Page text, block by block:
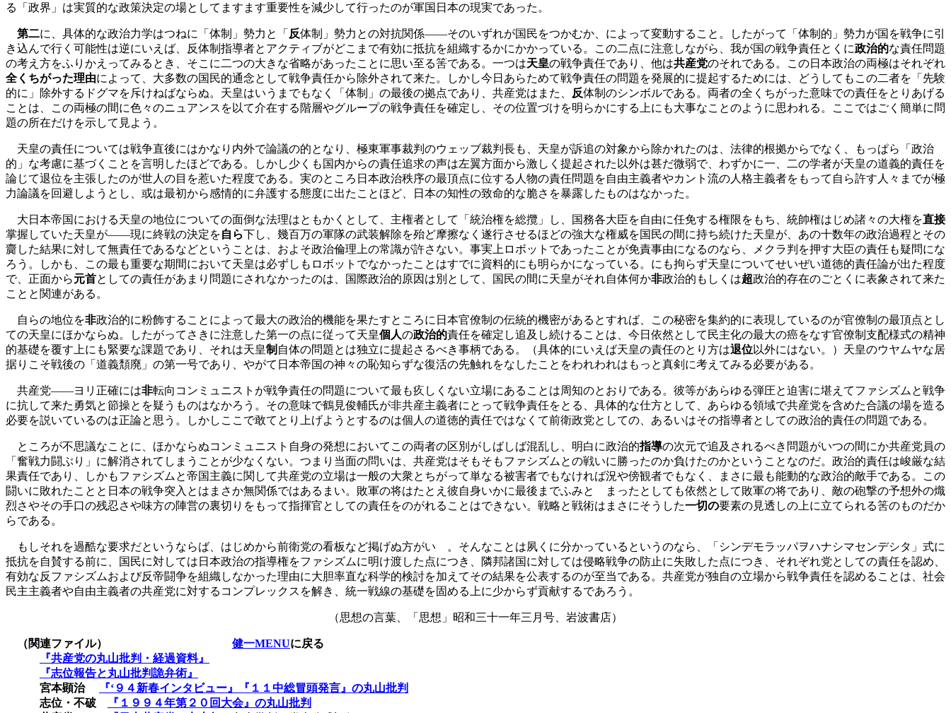
る「政界」は実質的な政策決定の場としてますます重要性を減少して行ったのが軍国日本の現実であった。
第二に、具体的な政治力学はつねに「体制」勢力と「 反体制」勢力との対抗関係――そのいずれが国民をつかむか、によって変動すること。したがって「体制的」勢力が国を戦争に引
き込んで行く可能性は逆にいえば、反体制指導者とアクティブがどこまで有効に抵抗を組織するかにかかっている。この二点に注意しながら、我が国の戦争責任とくに政治的な責任問題
の考え方をふりかえってみるとき、そこに二つの大きな省略があったことに思い至る筈である。一つは天皇の戦争責任であり、他は共産党のそれである。この日本政治の両極はそれぞれ
全くちがった理由によって、大多数の国民的通念として戦争責任から除外されて来た。しかし今日あらためて戦争責任の問題を発展的に提起するためには、どうしてもこの二者を「先験
的に」除外するドグマを斥けねばならぬ。天皇はいうまでもなく「体制」の最後の拠点であり、共産党はまた、
反体制のシンボルである。両者の全くちがった意味での責任をとりあげる
ことは、この両極の間に色々のニュアンスを以て介在する階層やグループの戦争責任を確定し、その位置づけを明らかにする上にも大事なことのように思われる。ここではごく簡単に問
題の所在だけを示して見よう。
天皇の責任については戦争直後にはかなり内外で論議の的となり、極東軍事裁判のウェッブ裁判長も、天皇が訴追の対象から除かれたのは、法律的根拠からでなく、もっぱら「政治
的」な考慮に基づくことを言明したほどである。しかし少くも国内からの責任追求の声は左翼方面から激しく提起された以外は甚だ微弱で、わずかに一、二の学者が天皇の道義的責任を
論じて退位を主張したのが世人の目を惹いた程度である。実のところ日本政治秩序の最頂点に位する人物の責任問題を自由主義者やカント流の人格主義者をもって自ら許す人々までが極
力論議を回避しようとし、或は最初から感情的に弁護する態度に出たことほど、日本の知性の致命的な脆さを暴露したものはなかった。
大日本帝国における天皇の地位についての面倒な法理はともかくとして、主権者として「統治権を総攬」し、国務各大臣を自由に任免する権限をもち、統帥権はじめ諸々の大権を直接
掌握していた天皇が――現に終戦の決定を自ら下し、幾百万の軍隊の武装解除を殆ど摩擦なく遂行させるほどの強大な権威を国民の間に持ち続けた天皇が、あの十数年の政治過程とその
齎した結果に対して無責任であるなどということは、およそ政治倫理上の常識が許さない。事実上ロボットであったことが免責事由になるのなら、メクラ判を押す大臣の責任も疑問にな
ろう。しかも、この最も重要な期間において天皇は必ずしもロボットでなかったことはすでに資料的にも明らかになっている。にも拘らず天皇についてせいぜい道徳的責任論が出た程度
で、正面から元首としての責任があまり問題にされなかったのは、国際政治的原因は別として、国民の間に天皇がそれ自体何か非政治的もしくは超政治的存在のごとくに表象されて来た
ことと関連がある。
自らの地位を非政治的に粉飾することによって最大の政治的機能を果たすところに日本官僚制の伝統的機密があるとすれば、この秘密を集約的に表現しているのが官僚制の最頂点とし
ての天皇にほかならぬ。したがってさきに注意した第一の点に従って天皇個人の政治的責任を確定し追及し続けることは、今日依然として民主化の最大の癌をなす官僚制支配様式の精神
的基礎を覆す上にも緊要な課題であり、それは天皇制 自体の問題とは独立に提起さるべき事柄である。（具体的にいえば天皇の責任のとり方は退位以外にはない。）天皇のウヤムヤな居
据りこそ戦後の「道義頽廃」の第一号であり、やがて日本帝国の神々の恥知らずな復活の先触れをなしたことをわれわれはもっと真剣に考えてみる必要がある。
共産党――ヨリ正確には非転向コンミュニストが戦争責任の問題について最も疚しくない立場にあることは周知のとおりである。彼等があらゆる弾圧と迫害に堪えてファシズムと戦争
に抗して来た勇気と節操とを疑うものはなかろう。その意味で鶴見俊輔氏が非共産主義者にとって戦争責任をとる、具体的な仕方として、あらゆる領域で共産党を含めた合議の場を造る
必要を説いているのは正論と思う。しかしここで敢てとり上げようとするのは個人の道徳的責任ではなくて前衛政党としての、あるいはその指導者としての政治的責任の問題である。
ところが不思議なことに、ほかならぬコンミュニスト自身の発想においてこの両者の区別がしばしば混乱し、明白に政治的指導の次元で追及されるべき問題がいつの間にか共産党員の
「奮戦力闘ぶり」に解消されてしまうことが少なくない。つまり当面の問いは、共産党はそもそもファシズムとの戦いに勝ったのか負けたのかということなのだ。政治的責任は峻厳な結
果責任であり、しかもファシズムと帝国主義に関して共産党の立場は一般の大衆とちがって単なる被害者でもなければ況や傍観者でもなく、まさに最も能動的な政治的敵手である。この
闘いに敗れたことと日本の戦争突入とはまさか無関係ではあるまい。敗軍の将はたとえ彼自身いかに最後までふみとゞまったとしても依然として敗軍の将であり、敵の砲撃の予想外の熾
烈さやその手口の残忍さや味方の陣営の裏切りをもって指揮官としての責任をのがれることはできない。戦略と戦術はまさにそうした一切の要素の見透しの上に立てられる筈のものだか
らである。
もしそれを過酷な要求だというならば、はじめから前衛党の看板など掲げぬ方がいゝ。そんなことは夙くに分かっているというのなら、「シンデモラッパヲハナシマセンデシタ」式に
抵抗を自賛する前に、国民に対しては日本政治の指導権をファシズムに明け渡した点につき、隣邦諸国に対しては侵略戦争の防止に失敗した点につき、それぞれ党としての責任を認め、
有効な反ファシズムおよび反帝闘争を組織しなかった理由に大胆率直な科学的検討を加えてその結果を公表するのが至当である。共産党が独自の立場から戦争責任を認めることは、社会
民主主義者や自由主義者の共産党に対するコンプレックスを解き、統一戦線の基礎を固める上に少からず貢献するであろう。
（思想の言葉、「思想」昭和三十一年三月号、岩波書店）
（関連ファイル） 健一MENUに戻る
『共産党の丸山批判・経過資料』
『志位報告と丸山批判詭弁術』
宮本顕治
『‘９４新春インタビュー』『１１中総冒頭発言』の丸山批判
志位・不破
『１９９４年第２０回大会』の丸山批判